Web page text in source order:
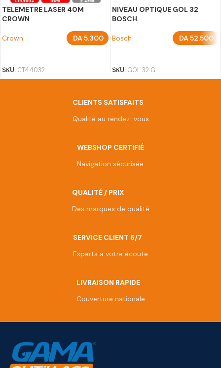
TELEMETRE LASER 40M
CROWN
Crown DA5.300
SKU: CT44032
NIVEAU OPTIQUE GOL 32
BOSCH
Bosch DA52.500
SKU: GOL 32 G
CLIENTS SATISFAITS
Qualité au rendez-vous
WEBSHOP CERTIFIÉ
Navigation sécurisée
QUALITÉ / PRIX
Des marques de qualité
SERVICE CLIENT 6/7
Experts a votre écoute
LIVRAISON RAPIDE
Couverture nationale